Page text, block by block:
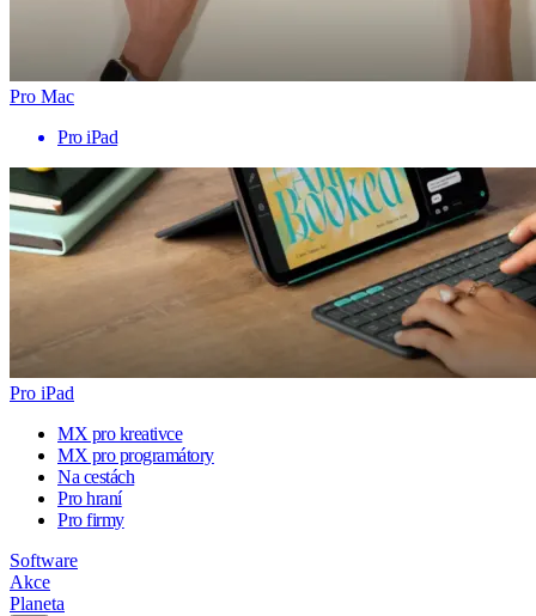
Pro Mac
Pro iPad
Pro iPad
MX pro kreativce
MX pro programátory
Na cestách
Pro hraní
Pro firmy
Software
Akce
Planeta